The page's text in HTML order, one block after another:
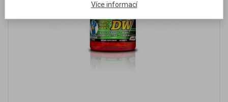
Více informací